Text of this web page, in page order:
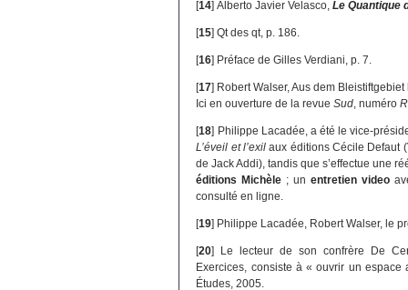
[14]Alberto Javier Velasco,Le Quantique
[15]Qt des qt, p. 186.
[16] Préface de Gilles Verdiani, p. 7.
[17] Robert Walser, Aus dem
Ici en ouverture de la revueSud , numéro
[18] Philippe Lacadée, a été le vice-
L’éveil et l’exil aux éditions Cécile Defaut
de Jack Addi), tandis que s’effectue une
éditions Michèle ; unentretien video
consulté en ligne.
[19] Philippe Lacadée, Robert Walser, le
[20] Le lecteur de son confrère De
Exercices, consiste à « ouvrir un
Études, 2005.